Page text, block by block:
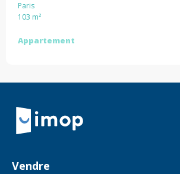
Paris
103 m²
Appartement
Retour à la navigation principale
Vendre